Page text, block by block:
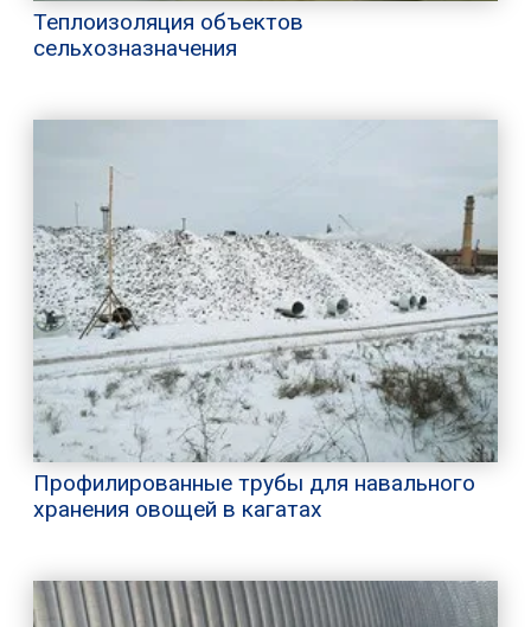
Теплоизоляция объектов
сельхозназначения
Профилированные трубы для навального
хранения овощей в кагатах